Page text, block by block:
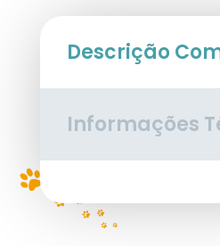
Descrição
Informações